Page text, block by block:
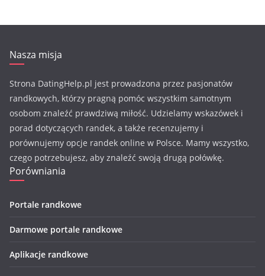
Nasza misja
Strona DatingHelp.pl jest prowadzona przez pasjonatów
randkowych, którzy pragną pomóc wszystkim samotnym
osobom znaleźć prawdziwą miłość. Udzielamy wskazówek i
porad dotyczących randek, a także recenzujemy i
porównujemy opcje randek online w Polsce. Mamy wszystko,
czego potrzebujesz, aby znaleźć swoją drugą połówkę.
Porówniania
Portale randkowe
Darmowe portale randkowe
Aplikacje randkowe